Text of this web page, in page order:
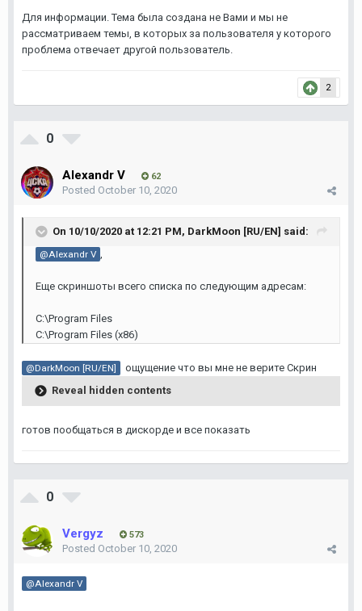
Для информации. Тема была создана не Вами и мы не
рассматриваем темы, в которых за пользователя у которого
проблема отвечает другой пользователь.
2
0
Alexandr V 62
Posted October 10, 2020
On 10/10/2020 at 12:21 PM, DarkMoon [RU/EN] said:
@Alexandr V ,
Еще скриншоты всего списка по следующим адресам:
C:\Program Files
C:\Program Files (x86)
@DarkMoon [RU/EN]
ощущение что вы мне не верите Скрин
Reveal hidden contents
готов пообщаться в дискорде и все показать
0
Vergyz 573
Posted October 10, 2020
@Alexandr V